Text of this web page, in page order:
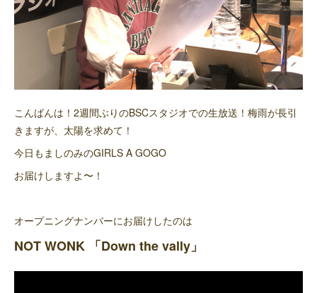
こんばんは！2週間ぶりのBSCスタジオでの生放送！梅雨が長引
きますが、太陽を求めて！
今日もましのみのGIRLS A GOGO
お届けしますよ〜！
オープニングナンバーにお届けしたのは
NOT WONK 「Down the vally」